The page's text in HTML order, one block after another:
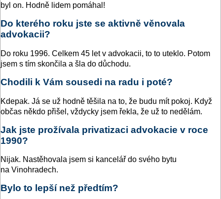
byl on. Hodně lidem pomáhal!
Do kterého roku jste se aktivně věnovala
advokacii?
Do roku 1996. Celkem 45 let v advokacii, to to uteklo. Potom
jsem s tím skončila a šla do důchodu.
Chodili k Vám sousedi na radu i poté?
Kdepak. Já se už hodně těšila na to, že budu mít pokoj. Když
občas někdo přišel, vždycky jsem řekla, že už to nedělám.
Jak jste prožívala privatizaci advokacie v roce
1990?
Nijak. Nastěhovala jsem si kancelář do svého bytu
na Vinohradech.
Bylo to lepší než předtím?